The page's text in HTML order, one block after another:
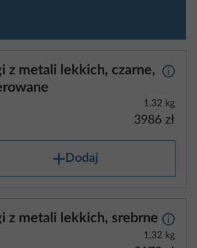
z metali lekkich, czarne,
1,32 kg
3986 zł
Dodaj
z metali lekkich, srebrne
1,32 kg